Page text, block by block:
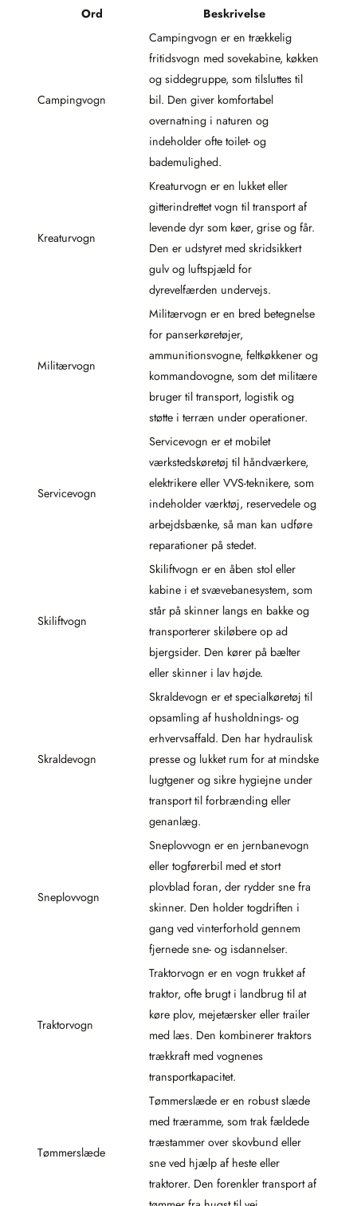
Ord Beskrivelse
Campingvogn
Campingvogn er en trækkelig
fritidsvogn med sovekabine, køkken
og siddegruppe, som tilsluttes til
bil. Den giver komfortabel
overnatning i naturen og
indeholder ofte toilet- og
bademulighed.
Kreaturvogn
Kreaturvogn er en lukket eller
gitterindrettet vogn til transport af
levende dyr som køer, grise og får.
Den er udstyret med skridsikkert
gulv og luftspjæld for
dyrevelfærden undervejs.
Militærvogn
Militærvogn er en bred betegnelse
for panserkøretøjer,
ammunitionsvogne, feltkøkkener og
kommandovogne, som det militære
bruger til transport, logistik og
støtte i terræn under operationer.
Servicevogn
Servicevogn er et mobilet
værkstedskøretøj til håndværkere,
elektrikere eller VVS-teknikere, som
indeholder værktøj, reservedele og
arbejdsbænke, så man kan udføre
reparationer på stedet.
Skiliftvogn
Skiliftvogn er en åben stol eller
kabine i et svævebanesystem, som
står på skinner langs en bakke og
transporterer skiløbere op ad
bjergsider. Den kører på bælter
eller skinner i lav højde.
Skraldevogn
Skraldevogn er et specialkøretøj til
opsamling af husholdnings- og
erhvervsaffald. Den har hydraulisk
presse og lukket rum for at mindske
lugtgener og sikre hygiejne under
transport til forbrænding eller
genanlæg.
Sneplovvogn
Sneplovvogn er en jernbanevogn
eller togførerbil med et stort
plovblad foran, der rydder sne fra
skinner. Den holder togdriften i
gang ved vinterforhold gennem
fjernede sne- og isdannelser.
Traktorvogn
Traktorvogn er en vogn trukket af
traktor, ofte brugt i landbrug til at
køre plov, mejetærsker eller trailer
med læs. Den kombinerer traktors
trækkraft med vognenes
transportkapacitet.
Tømmerslæde
Tømmerslæde er en robust slæde
med træramme, som trak fældede
træstammer over skovbund eller
sne ved hjælp af heste eller
traktorer. Den forenkler transport af